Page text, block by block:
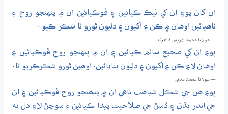
ان کان پوءِ ان کي ٺيڪ ڪيائين ۽ ڦوڪيائين ان ۾ پنهنجو روح ۽
ٺاهيائين اوهان ۾ ڪن ۽ اکيون ۽ دليون ٿورو ٿا شڪر ڪيو .
— مولانا محمد ادريس ڏاھري
پوءِ ان کي صحيح سالم ڪيائين ۽ ان ۾ پنهنجو روح ڦوڪيائين ۽
اوهان لاءِ ڪن ۽ اکيون ۽ دليون بنايائين. اوهين ٿورو شڪرڪريو ٿا.
— مولانا محمد مدني
پوءِ هن جي شڪل شباهت ٺاهي ان ۾ پنھنجو روح ڦوڪيائين ۽ ان
جي اندر ٻڌڻ ۽ ڏسڻ جي صلاحيت پيدا ڪيائين ۽ سوچڻ لاءِ دل به